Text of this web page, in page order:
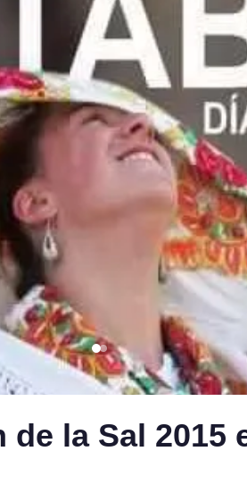
la Sal 2015